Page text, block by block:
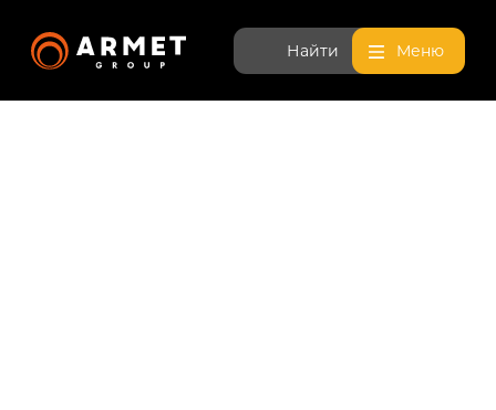
Найти